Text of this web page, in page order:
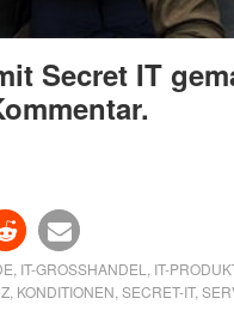
Secret IT
IT-GROSSHANDEL
IT-
KONDITIONEN SECRET-IT,